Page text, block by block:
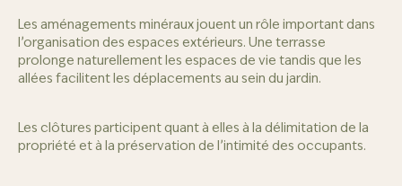
Les aménagements minéraux jouent un rôle important dans
l’organisation des espaces extérieurs. Une terrasse
prolonge naturellement les espaces de vie tandis que les
allées facilitent les déplacements au sein du jardin.
Les clôtures participent quant à elles à la délimitation de la
propriété et à la préservation de l’intimité des occupants.